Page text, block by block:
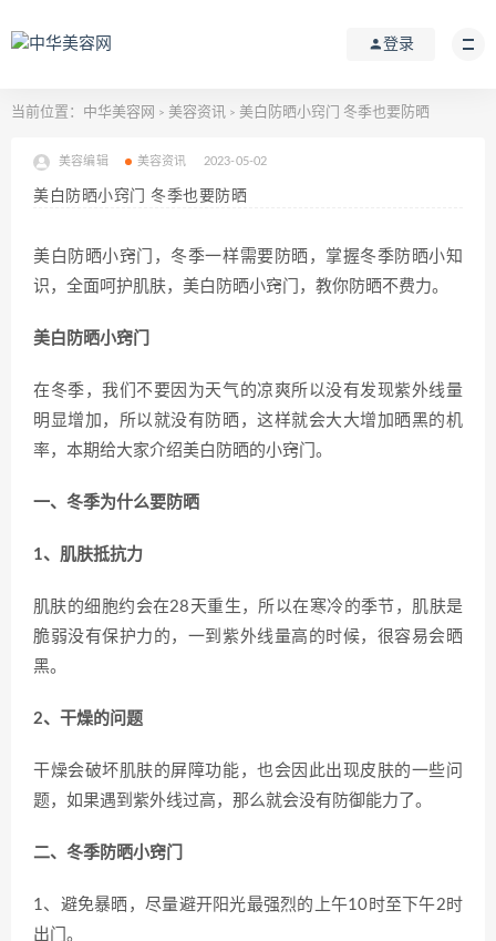
登录
当前位置： 中华美容网 > 美容资讯 > 美白防晒小窍门 冬季也要防晒
美容编辑 美容资讯 2023-05-02
美白防晒小窍门 冬季也要防晒
美白防晒小窍门，冬季一样需要防晒，掌握冬季防晒小知
识，全面呵护肌肤，美白防晒小窍门，教你防晒不费力。
美白防晒小窍门
在冬季，我们不要因为天气的凉爽所以没有发现紫外线量
明显增加，所以就没有防晒，这样就会大大增加晒黑的机
率，本期给大家介绍美白防晒的小窍门。
一、冬季为什么要防晒
1、肌肤抵抗力
肌肤的细胞约会在28天重生，所以在寒冷的季节，肌肤是
脆弱没有保护力的，一到紫外线量高的时候，很容易会晒
黑。
2、干燥的问题
干燥会破坏肌肤的屏障功能，也会因此出现皮肤的一些问
题，如果遇到紫外线过高，那么就会没有防御能力了。
二、冬季防晒小窍门
1、避免暴晒，尽量避开阳光最强烈的上午10时至下午2时
出门。